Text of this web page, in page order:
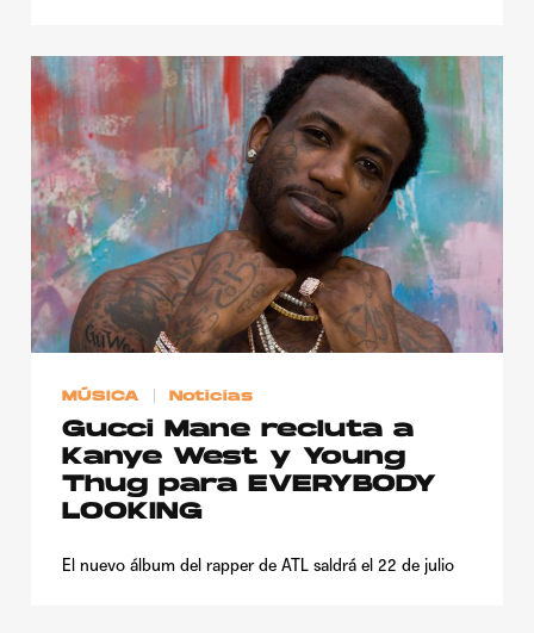
MÚSICA Noticias
Gucci Mane recluta a
Kanye West y Young
Thug para EVERYBODY
LOOKING
El nuevo álbum del rapper de ATL saldrá el 22 de julio